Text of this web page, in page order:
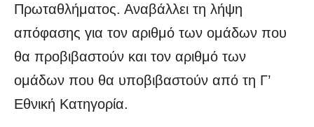
Πρωταθλήματος. Αναβάλλει τη λήψη
απόφασης για τον αριθμό των ομάδων που
θα προβιβαστούν και τον αριθμό των
ομάδων που θα υποβιβαστούν από τη Γ’
Εθνική Κατηγορία.